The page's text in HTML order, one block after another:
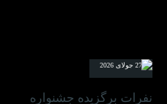
27 جولای 2026
نفرات برگزیده جشنواره